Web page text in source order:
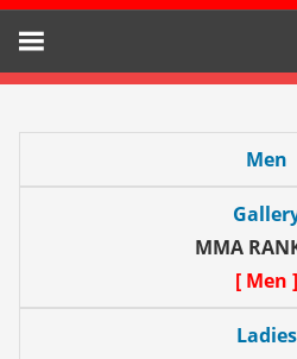
Men
MMA
[ Men ]
Ladies